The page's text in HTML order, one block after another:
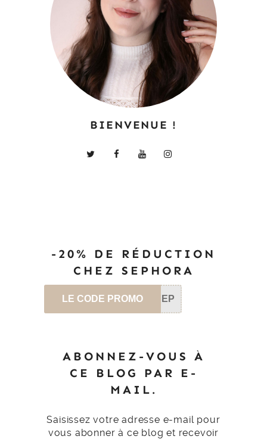
BIENVENUE !
-20% DE RÉDUCTION
CHEZ SEPHORA
LE CODE PROMO SEP
ABONNEZ-VOUS À
CE BLOG PAR E-
MAIL.
Saisissez votre adresse e-mail pour
vous abonner à ce blog et recevoir